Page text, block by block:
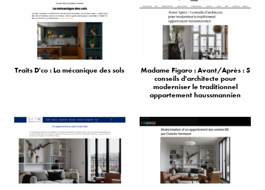
Traits D'co : La mécanique des sols
Madame Figaro : Avant/Après : 5
conseils d'architecte pour
moderniser le traditionnel
appartement haussmannien